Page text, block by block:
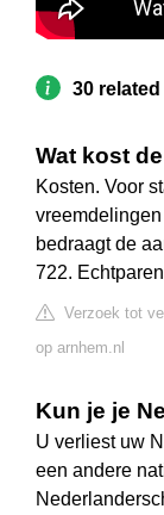
30
Wat kost
Kosten. Voor
bedraagt de
722.
Verzoek tot
op arnhem.nl
Kun je je
U verliest uw
een andere